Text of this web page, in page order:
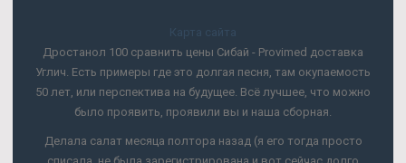
Карта сайта
Дростанол 100 сравнить цены Сибай - Provimed доставка
Углич. Есть примеры где это долгая песня, там окупаемость
50 лет, или перспектива на будущее. Всё лучшее, что можно
было проявить, проявили вы и наша сборная.
Делала салат месяца полтора назад (я его тогда просто